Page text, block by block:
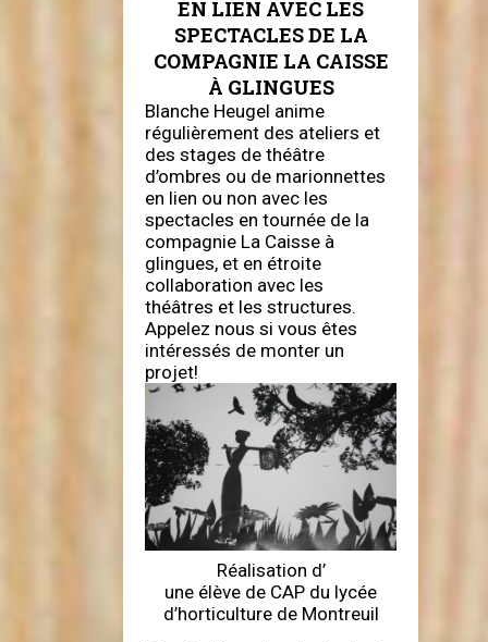
EN LIEN AVEC LES
SPECTACLES DE LA
COMPAGNIE LA CAISSE
À GLINGUES
Blanche Heugel anime
régulièrement des ateliers et
des stages de théâtre
d’ombres ou de marionnettes
en lien ou non avec les
spectacles en tournée de la
compagnie La Caisse à
glingues, et en étroite
collaboration avec les
théâtres et les structures.
Appelez nous si vous êtes
intéressés de monter un
projet!
Réalisation d’
une élève de CAP du lycée
d’horticulture de Montreuil